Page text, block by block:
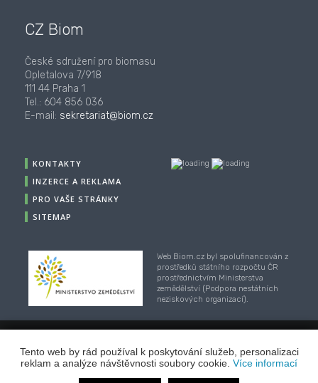
Tento web by rád používal k poskytování služeb, personalizaci
reklam a analýze návštěvnosti soubory cookie. Více informací
CZ Biom
České sdružení pro biomasu
Opletalova 7/918
111 44 Praha 1
Tel.: 604 856 036
E-mail: sekretariat@biom.cz
KONTAKTY
INZERCE A REKLAMA
PRO VAŠE STRÁNKY
SITEMAP
Web Biom.cz byl spolufinancován z
prostředků státního rozpočtu ČR
prostřednictvím Ministerstva
zemědělství (Podpora nestátních
neziskových organizací).
© 2001-2018, CZ Biom - České sdružení pro biomasu,
Webhosting / webdesign / publikační systém TOOLKIT -